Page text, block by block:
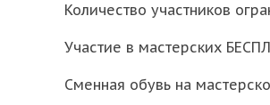
Количество участников
Участие в мастерских
Сменная обувь на